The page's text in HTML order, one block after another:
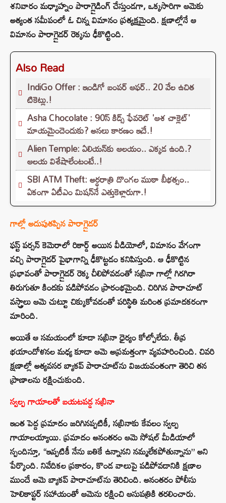
శనివారం మధ్యాహ్నం పారాగ్లైడింగ్ చేస్తుండగా, ఒక్కసారిగా ఆమెకు
అత్యంత సమీపంలో ఓ చిన్న విమానం ప్రత్యక్షమైంది. క్షణాల్లోనే ఆ
విమానం పారాగ్లైడర్ రెక్కను ఢీకొట్టింది.
Also Read
IndiGo Offer : ఇండిగో బంపర్ ఆఫర్.. 20 వేల ఉచిత
టికెట్లు.!
Asha Chocolate : 90స్ కిడ్స్ ఫేవరెట్ 'ఆశ చాక్లెట్'
మాయమైందెందుకు? అసలు కారణం ఇదే.!
Alien Temple: ఏలియన్⁭కు ఆలయం.. ఎక్కడ ఉంది.?
ఆలయ విశేషాలేంటంటే..!
SBI ATM Theft: అర్ధరాత్రి దొంగల ముఠా బీభత్సం..
ఏకంగా ఏటీఎం మిషన్‌నే ఎత్తుకెళ్లారుగా.!
గాల్లో అదుపుతప్పిన పారాగ్లైడర్
ఫస్ట్ పర్సన్ కెమెరాలో రికార్డ్ అయిన వీడియోలో, విమానం వేగంగా
వచ్చి పారాగ్లైడర్ పైభాగాన్ని ఢీకొట్టడం కనిపిస్తుంది. ఆ ఢీకొట్టిన
ప్రభావంతో పారాగ్లైడర్ రెక్క చీలిపోవడంతో సబ్రినా గాల్లో గిరగిరా
తిరుగుతూ కిందకు పడిపోవడం ప్రారంభమైంది. చిరిగిన పారాచూట్
వస్త్రాలు ఆమె చుట్టూ చిక్కుకోవడంతో పరిస్థితి మరింత ప్రమాదకరంగా
మారింది.
అయితే ఆ సమయంలో కూడా సబ్రినా ధైర్యం కోల్పోలేదు. తీవ్ర
భయాందోళనల మధ్య కూడా ఆమె అప్రమత్తంగా వ్యవహరించింది. చివరి
క్షణాల్లో అత్యవసర బ్యాకప్ పారాచూట్‌ను విజయవంతంగా తెరిచి తన
ప్రాణాలను రక్షించుకుంది.
స్వల్ప గాయాలతో బయటపడ్డ సబ్రినా
ఇంత పెద్ద ప్రమాదం జరిగినప్పటికీ, సబ్రినాకు కేవలం స్వల్ప
గాయాలయ్యాయి. ప్రమాదం అనంతరం ఆమె సోషల్ మీడియాలో
స్పందిస్తూ, “ఇప్పటికీ నేను బతికే ఉన్నానని నమ్మలేకపోతున్నాను” అని
పేర్కొంది. నివేదికల ప్రకారం, కొండ వాలుపై పడిపోవడానికి క్షణాల
ముందే ఆమె బ్యాకప్ పారాచూట్‌ను తెరిచింది. అనంతరం పోలీసు
హెలికాప్టర్ సహాయంతో ఆమెను రక్షించి ఆసుపత్రికి తరలించారు.